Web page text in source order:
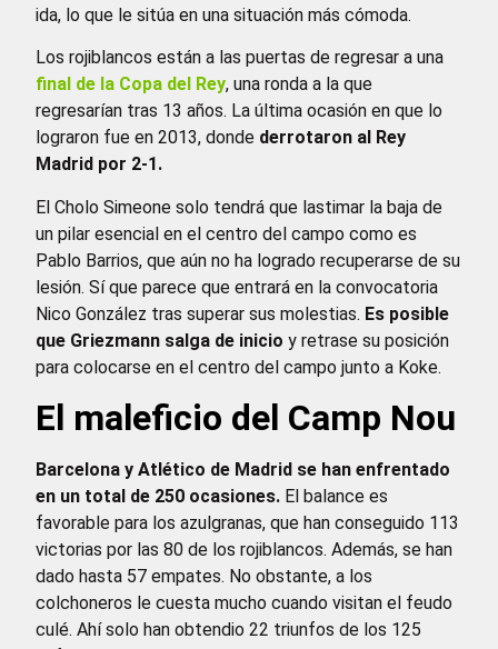
ida, lo que le sitúa en una situación más cómoda.
Los rojiblancos están a las puertas de regresar a una
final de la Copa del Rey, una ronda a la que
regresarían tras 13 años. La última ocasión en que lo
lograron fue en 2013, donde derrotaron al Rey
Madrid por 2-1.
El Cholo Simeone solo tendrá que lastimar la baja de
un pilar esencial en el centro del campo como es
Pablo Barrios, que aún no ha logrado recuperarse de su
lesión. Sí que parece que entrará en la convocatoria
Nico González tras superar sus molestias. Es posible
que Griezmann salga de inicio y retrase su posición
para colocarse en el centro del campo junto a Koke.
El maleficio del Camp Nou
Barcelona y Atlético de Madrid se han enfrentado
en un total de 250 ocasiones. El balance es
favorable para los azulgranas, que han conseguido 113
victorias por las 80 de los rojiblancos. Además, se han
dado hasta 57 empates. No obstante, a los
colchoneros le cuesta mucho cuando visitan el feudo
culé. Ahí solo han obtendio 22 triunfos de los 125